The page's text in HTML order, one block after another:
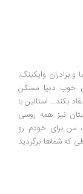
وایکینگ،
دنیا مسکن
استالین با
همه روسی
خودم رو
برگردید